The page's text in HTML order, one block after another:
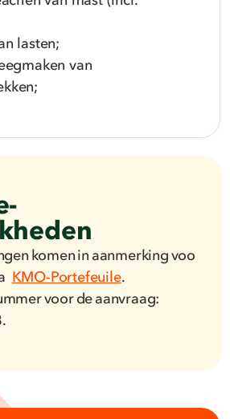
lasten;
van
komen in aanmerking voo
KMO-Portefeuile.
voor de aanvraag: